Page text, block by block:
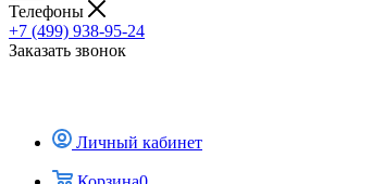
Телефоны
+7 (499) 938-95-24
Заказать звонок
Личный кабинет